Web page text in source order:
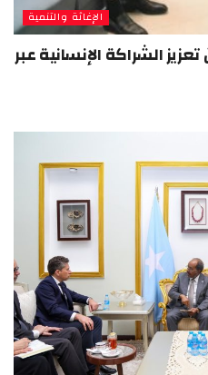
الإغاثة والتنمية
الشراكة الإنسانية عبر